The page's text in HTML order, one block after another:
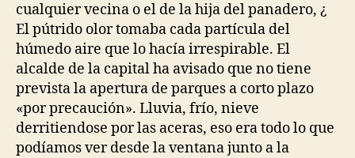
cualquier vecina o el de la hija del panadero, ¿
El pútrido olor tomaba cada partícula del
húmedo aire que lo hacía irrespirable. El
alcalde de la capital ha avisado que no tiene
prevista la apertura de parques a corto plazo
«por precaución». Lluvia, frío, nieve
derritiendose por las aceras, eso era todo lo que
podíamos ver desde la ventana junto a la